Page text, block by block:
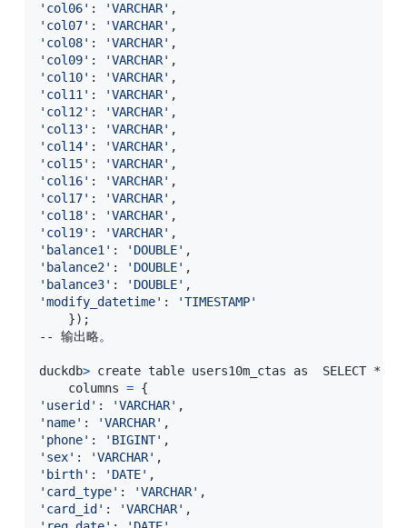
'col06' : 'VARCHAR'
'col07' : 'VARCHAR'
'col08' : 'VARCHAR'
'col09' : 'VARCHAR'
'col10' : 'VARCHAR'
'col11' : 'VARCHAR'
'col12' : 'VARCHAR'
'col13' : 'VARCHAR'
'col14' : 'VARCHAR'
'col15' : 'VARCHAR'
'col16' : 'VARCHAR'
'col17' : 'VARCHAR'
'col18' : 'VARCHAR'
'col19' : 'VARCHAR'
'balance1' : 'DOUBLE'
'balance2' : 'DOUBLE'
'balance3' : 'DOUBLE'
'modify_datetime' :
'TIMESTAMP'
}) ;
-- 输出略。
duckdb> create table users10m_ctas as  SELECT *
    columns
= {
'userid' : 'VARCHAR'
'name' : 'VARCHAR'
'phone' : 'BIGINT'
'sex' : 'VARCHAR'
'birth' : 'DATE'
'card_type' : 'VARCHAR'
'card_id' : 'VARCHAR'